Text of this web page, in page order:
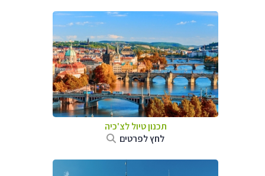
תכנון טיול לצ'כיה
לחץ לפרטים